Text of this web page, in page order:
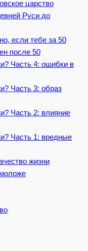
царство
Руси до
если тебе за 50
после 50
Часть 4: ошибки в
Часть 3: образ
Часть 2: влияние
Часть 1: вредные
жизни